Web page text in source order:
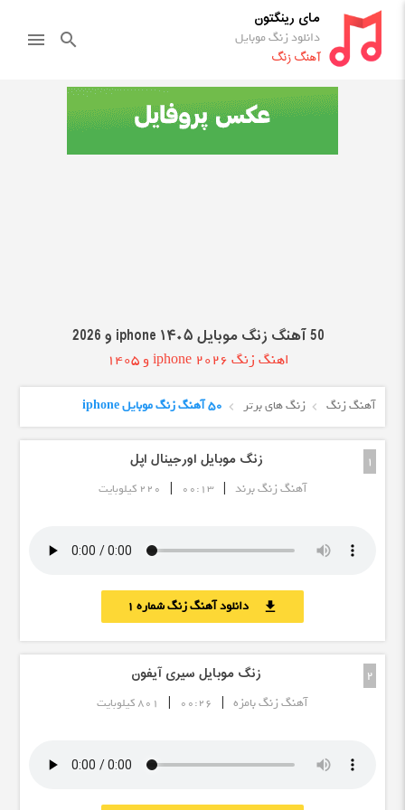
مای رینگتون
دانلود زنگ موبایل
آهنگ زنگ
search
menu
50 آهنگ زنگ موبایل iphone ۱۴۰۵ و 2026
اهنگ زنگ iphone 2026 و 1405
آهنگ زنگ زنگ های برتر 50 آهنگ زنگ موبایل iphone
1 زنگ موبایل اورجینال اپل
آهنگ زنگ برند |
00:13
| 220 کیلوبایت
download دانلود آهنگ زنگ شماره 1
2 زنگ موبایل سیری آیفون
آهنگ زنگ بامزه |
00:26
| 801 کیلوبایت